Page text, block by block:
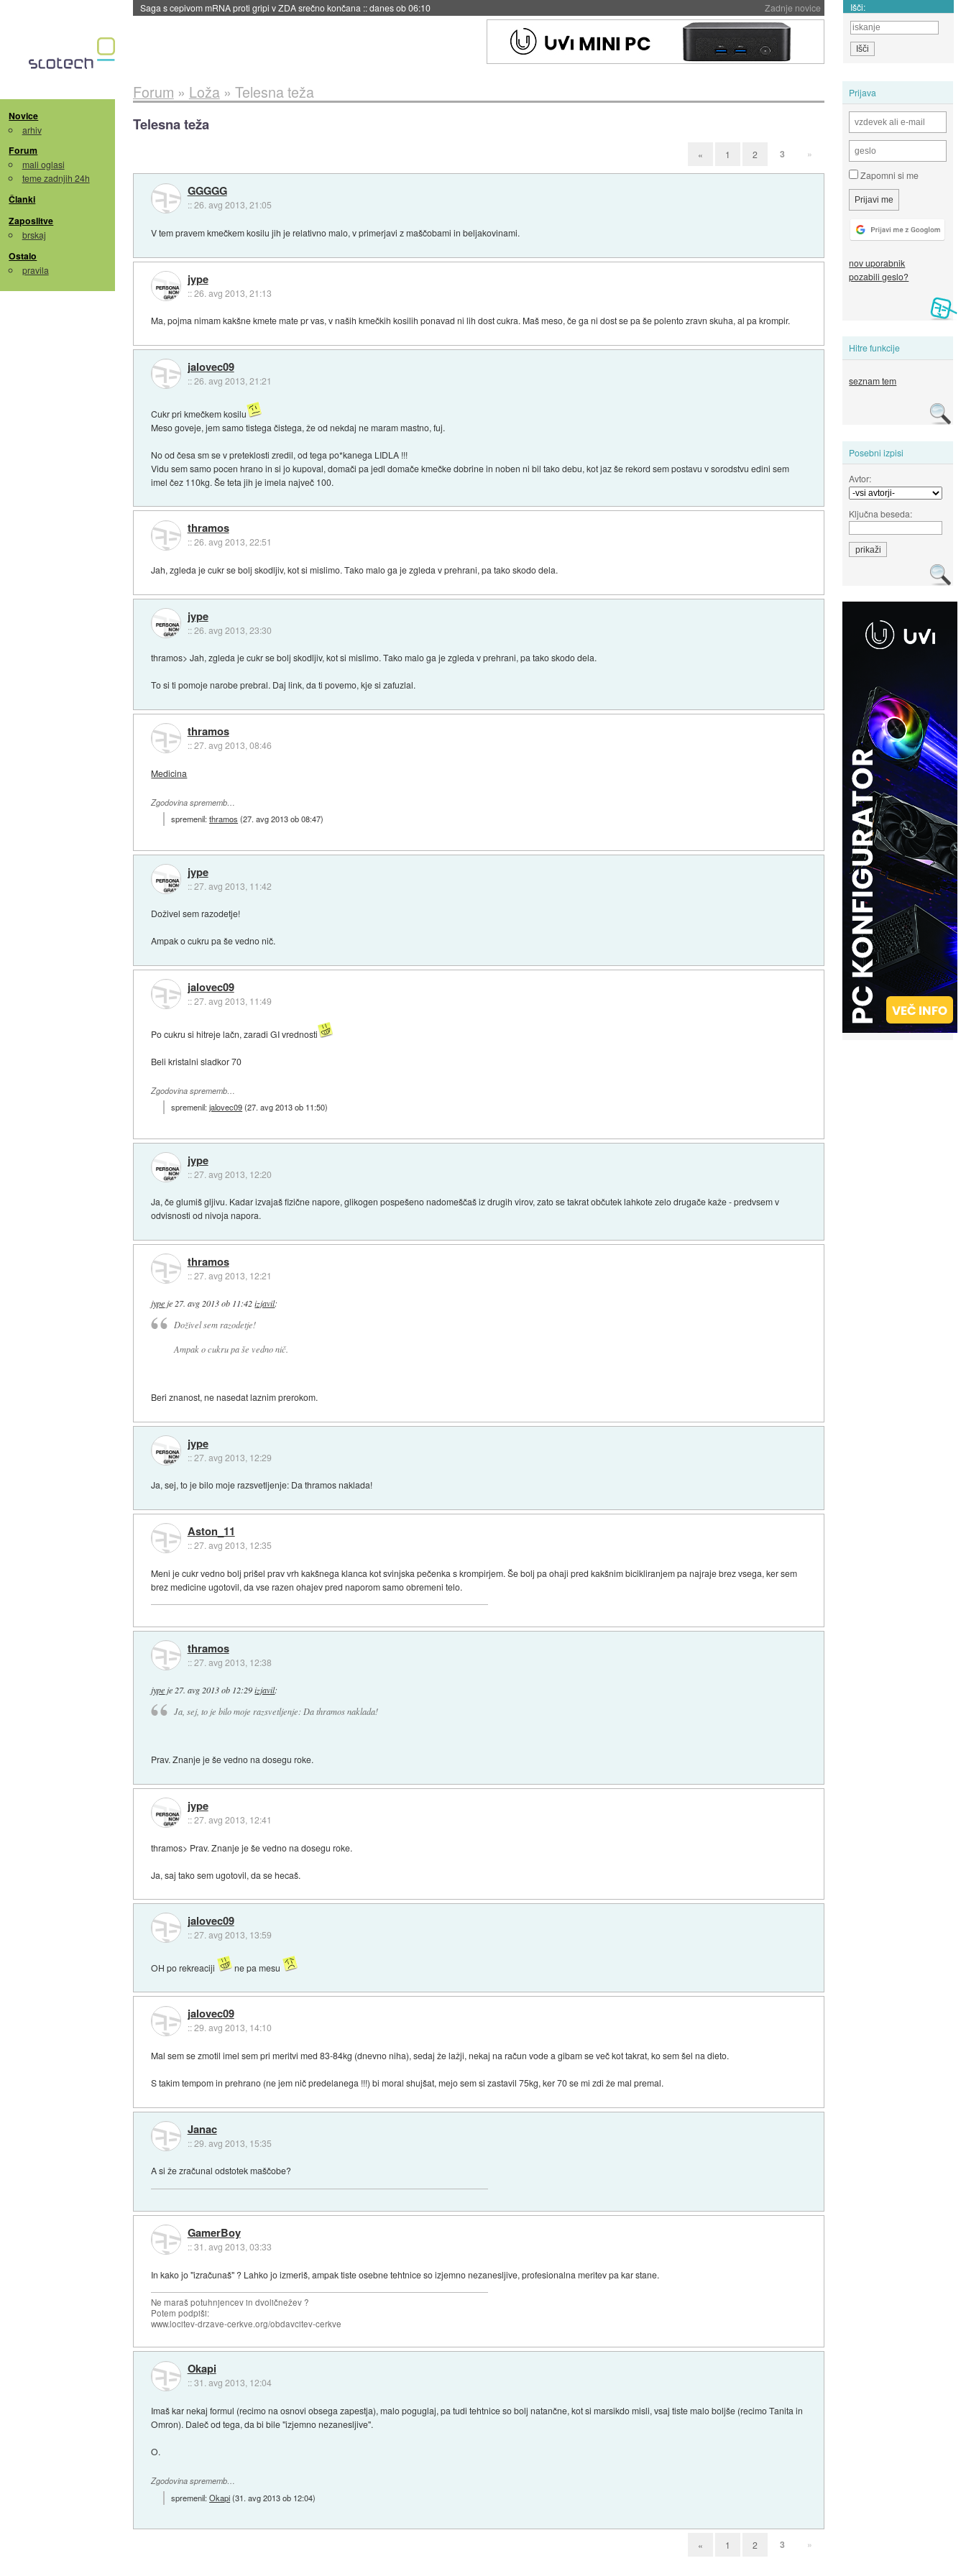
Zadnje novice
BMW v vozilih začel predvajati reklame::danes ob 06:09 Išči:
Novice
arhiv
Forum
mali oglasi
teme zadnjih 24h
Članki
Zaposlitve
brskaj
Ostalo
pravila
Prijava
Zapomni si me
nov uporabnik
pozabili geslo?
Hitre funkcije
seznam tem
Posebni izpisi
Avtor:
Ključna beseda:
Forum » Loža» Telesna teža
Telesna teža
« 1 2 3 »
GGGGG
::26. avg 2013, 21:05
V tem pravem kmečkem kosilu jih je relativno malo, v primerjavi z maščobami in beljakovinami.
jype
::26. avg 2013, 21:13
Ma, pojma nimam kakšne kmete mate pr vas, v naših kmečkih kosilih ponavad ni lih dost cukra. Maš meso, če ga ni dost se pa še polento zravn skuha, al pa krompir.
jalovec09
::26. avg 2013, 21:21
Cukr pri kmečkem kosilu
Meso goveje, jem samo tistega čistega, že od nekdaj ne maram mastno, fuj.
No od česa sm se v preteklosti zredil, od tega po*kanega LIDLA !!!
Vidu sem samo pocen hrano in si jo kupoval, domači pa jedl domače kmečke dobrine in noben ni bil tako debu, kot jaz še rekord sem postavu v sorodstvu edini sem
imel čez 110kg. Še teta jih je imela največ 100.
thramos
::26. avg 2013, 22:51
Jah, zgleda je cukr se bolj skodljiv, kot si mislimo. Tako malo ga je zgleda v prehrani, pa tako skodo dela.
jype
::26. avg 2013, 23:30
thramos> Jah, zgleda je cukr se bolj skodljiv, kot si mislimo. Tako malo ga je zgleda v prehrani, pa tako skodo dela.
To si ti pomoje narobe prebral. Daj link, da ti povemo, kje si zafuzlal.
thramos
::27. avg 2013, 08:46
Medicina
Zgodovina sprememb…
spremenil:thramos (27. avg 2013 ob 08:47)
jype
::27. avg 2013, 11:42
Doživel sem razodetje!
Ampak o cukru pa še vedno nič.
jalovec09
::27. avg 2013, 11:49
Po cukru si hitreje lačn, zaradi GI vrednosti
Beli kristalni sladkor 70
Zgodovina sprememb…
spremenil:jalovec09(27. avg 2013 ob 11:50)
jype
::27. avg 2013, 12:20
Ja, če glumiš gljivu. Kadar izvajaš fizične napore, glikogen pospešeno nadomeščaš iz drugih virov, zato se takrat občutek lahkote zelo drugače kaže - predvsem v
odvisnosti od nivoja napora.
thramos
::27. avg 2013, 12:21
jype je 27. avg 2013 ob 11:42 izjavil:
Doživel sem razodetje!
Ampak o cukru pa še vedno nič.
Beri znanost, ne nasedat laznim prerokom.
jype
::27. avg 2013, 12:29
Ja, sej, to je bilo moje razsvetljenje: Da thramos naklada!
Aston_11
::27. avg 2013, 12:35
Meni je cukr vedno bolj prišel prav vrh kakšnega klanca kot svinjska pečenka s krompirjem. Še bolj pa ohaji pred kakšnim bicikliranjem pa najraje brez vsega, ker sem
brez medicine ugotovil, da vse razen ohajev pred naporom samo obremeni telo.
thramos
::27. avg 2013, 12:38
jype je 27. avg 2013 ob 12:29 izjavil:
Ja, sej, to je bilo moje razsvetljenje: Da thramos naklada!
Prav. Znanje je še vedno na dosegu roke.
jype
::27. avg 2013, 12:41
thramos> Prav. Znanje je še vedno na dosegu roke.
Ja, saj tako sem ugotovil, da se hecaš.
jalovec09
::27. avg 2013, 13:59
OH po rekreaciji ne pa mesu
jalovec09
::29. avg 2013, 14:10
Mal sem se zmotil imel sem pri meritvi med 83-84kg (dnevno niha), sedaj že lažji, nekaj na račun vode a gibam se več kot takrat, ko sem šel na dieto.
S takim tempom in prehrano (ne jem nič predelanega !!!) bi moral shujšat, mejo sem si zastavil 75kg, ker 70 se mi zdi že mal premal.
Janac
::29. avg 2013, 15:35
A si že zračunal odstotek maščobe?
GamerBoy
::31. avg 2013, 03:33
In kako jo "izračunaš" ? Lahko jo izmeriš, ampak tiste osebne tehtnice so izjemno nezanesljive, profesionalna meritev pa kar stane.
Ne maraš potuhnjencev in dvoličnežev ?
Potem podpiši:
www.locitev-drzave-cerkve.org/obdavcitev-cerkve
Okapi
::31. avg 2013, 12:04
Imaš kar nekaj formul (recimo na osnovi obsega zapestja), malo poguglaj, pa tudi tehtnice so bolj natančne, kot si marsikdo misli, vsaj tiste malo boljše (recimo Tanita in
Omron). Daleč od tega, da bi bile "izjemno nezanesljive".
O.
Zgodovina sprememb…
spremenil:Okapi(31. avg 2013 ob 12:04)
« 1 2 3 »